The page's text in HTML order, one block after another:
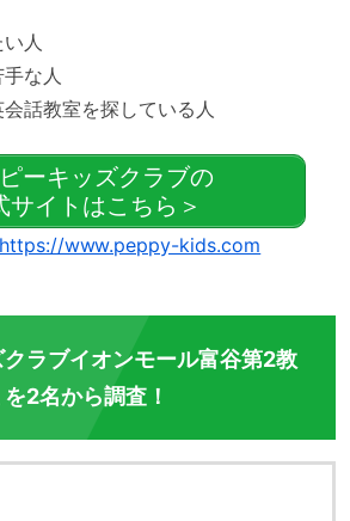
人
な人
話教室を探している人
ーキッズクラブの
イトはこちら＞
https://www.peppy-kids.com
ラブイオンモール富谷第2教
2名から調査！